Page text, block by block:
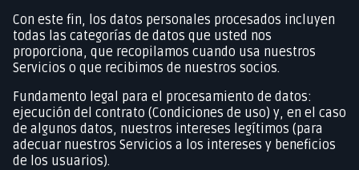
Con este fin, los datos personales procesados incluyen
todas las categorías de datos que usted nos
proporciona, que recopilamos cuando usa nuestros
Servicios o que recibimos de nuestros socios.
Fundamento legal para el procesamiento de datos:
ejecución del contrato (Condiciones de uso) y, en el caso
de algunos datos, nuestros intereses legítimos (para
adecuar nuestros Servicios a los intereses y beneficios
de los usuarios).